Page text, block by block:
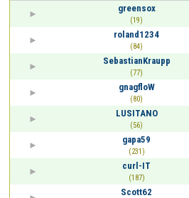
greensox
(19)
roland1234
(84)
SebastianKraupp
(77)
gnagfloW
(80)
LUSITANO
(56)
gapa59
(231)
curl-IT
(187)
Scott62